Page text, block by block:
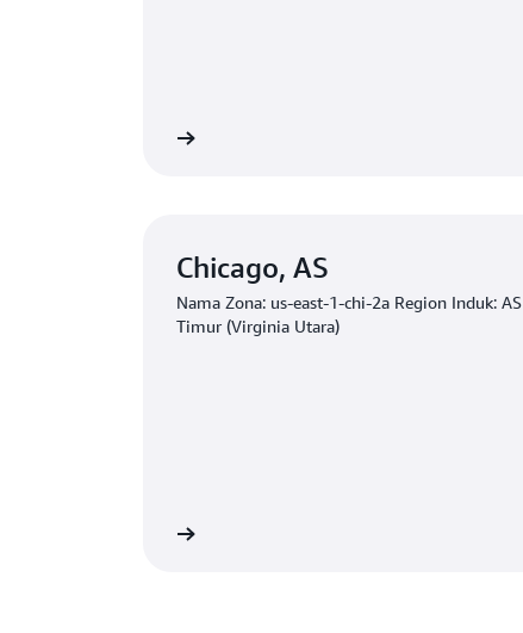
Chicago, AS
Nama Zona: us-east-1-chi-2a Region Induk: AS
Timur (Virginia Utara)